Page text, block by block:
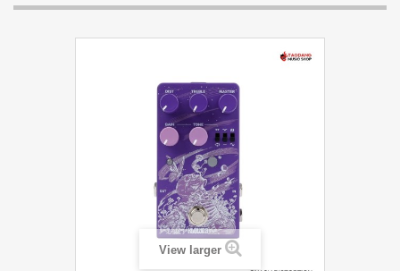
View larger